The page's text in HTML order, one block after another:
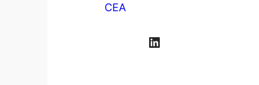
CEA
LinkedIn